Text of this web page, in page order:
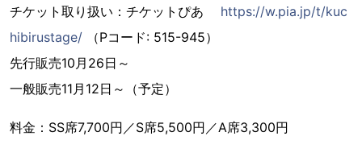
チケット取り扱い：チケットぴあ https://w.pia.jp/t/kuc
hibirustage/ （Pコード: 515-945）
先行販売10月26日～
一般販売11月12日～（予定）
料金：SS席7,700円／S席5,500円／A席3,300円